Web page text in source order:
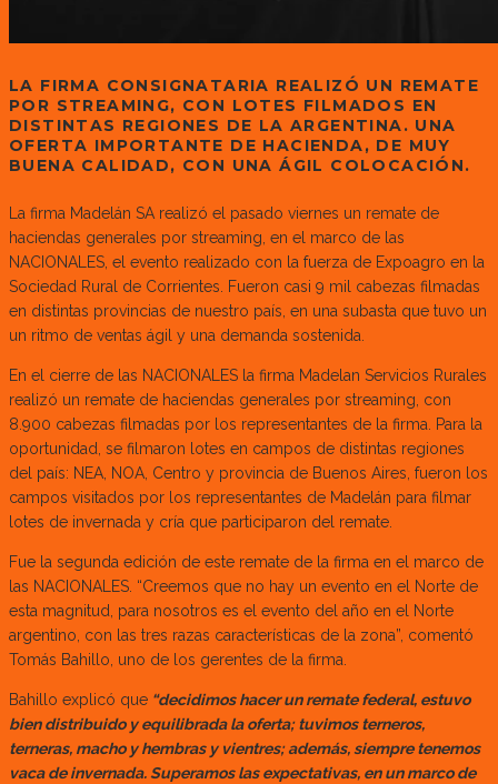
LA FIRMA CONSIGNATARIA REALIZÓ UN REMATE
POR STREAMING, CON LOTES FILMADOS EN
DISTINTAS REGIONES DE LA ARGENTINA. UNA
OFERTA IMPORTANTE DE HACIENDA, DE MUY
BUENA CALIDAD, CON UNA ÁGIL COLOCACIÓN.
La firma Madelán SA realizó el pasado viernes un remate de
haciendas generales por streaming, en el marco de las
NACIONALES, el evento realizado con la fuerza de Expoagro en la
Sociedad Rural de Corrientes. Fueron casi 9 mil cabezas filmadas
en distintas provincias de nuestro país, en una subasta que tuvo un
un ritmo de ventas ágil y una demanda sostenida.
En el cierre de las NACIONALES la firma Madelan Servicios Rurales
realizó un remate de haciendas generales por streaming, con
8.900 cabezas filmadas por los representantes de la firma. Para la
oportunidad, se filmaron lotes en campos de distintas regiones
del país: NEA, NOA, Centro y provincia de Buenos Aires, fueron los
campos visitados por los representantes de Madelán para filmar
lotes de invernada y cría que participaron del remate.
Fue la segunda edición de este remate de la firma en el marco de
las NACIONALES. “Creemos que no hay un evento en el Norte de
esta magnitud, para nosotros es el evento del año en el Norte
argentino, con las tres razas características de la zona”, comentó
Tomás Bahillo, uno de los gerentes de la firma.
Bahillo explicó que “decidimos hacer un remate federal, estuvo
bien distribuido y equilibrada la oferta; tuvimos terneros,
terneras, macho y hembras y vientres; además, siempre tenemos
vaca de invernada. Superamos las expectativas, en un marco de